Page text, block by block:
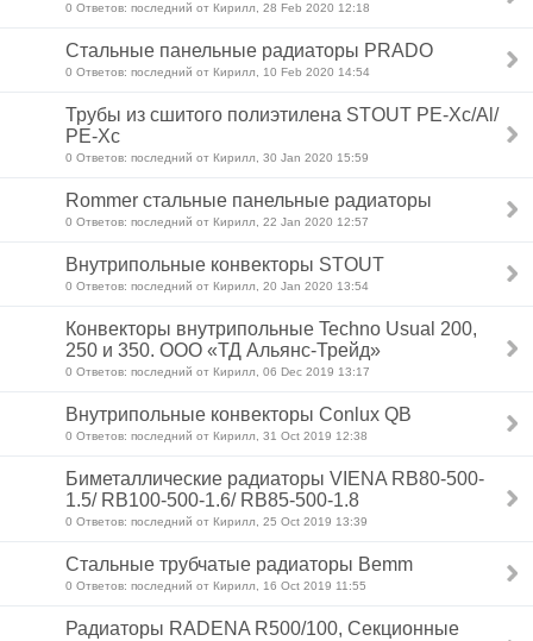
0 Ответов: последний от Кирилл, 28 Feb 2020 12:18
Стальные панельные радиаторы PRADO
0 Ответов: последний от Кирилл, 10 Feb 2020 14:54
Трубы из сшитого полиэтилена STOUT PE-Xc/Al/
PE-Xc
0 Ответов: последний от Кирилл, 30 Jan 2020 15:59
Rommer стальные панельные радиаторы
0 Ответов: последний от Кирилл, 22 Jan 2020 12:57
Внутрипольные конвекторы STOUT
0 Ответов: последний от Кирилл, 20 Jan 2020 13:54
Конвекторы внутрипольные Techno Usual 200,
250 и 350. ООО «ТД Альянс-Трейд»
0 Ответов: последний от Кирилл, 06 Dec 2019 13:17
Внутрипольные конвекторы Conlux QB
0 Ответов: последний от Кирилл, 31 Oct 2019 12:38
Биметаллические радиаторы VIENA RB80-500-
1.5/ RB100-500-1.6/ RB85-500-1.8
0 Ответов: последний от Кирилл, 25 Oct 2019 13:39
Стальные трубчатые радиаторы Bemm
0 Ответов: последний от Кирилл, 16 Oct 2019 11:55
Радиаторы RADENA R500/100, Секционные